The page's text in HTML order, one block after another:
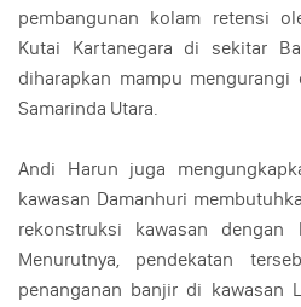
pembangunan kolam retensi
Kutai Kartanegara di sekitar
diharapkan mampu
Samarinda Utara.
Andi Harun juga
kawasan Damanhuri
rekonstruksi kawasan
Menurutnya, pendekatan
penanganan banjir di kawasan